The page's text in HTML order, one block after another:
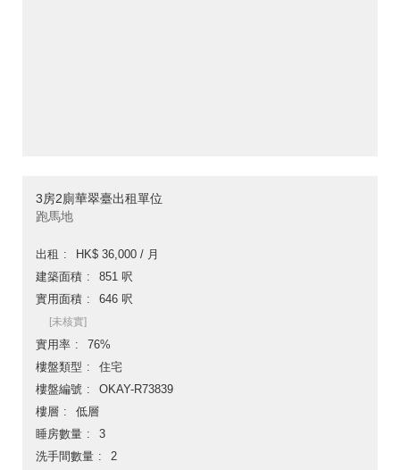
3房2廁華翠臺出租單位
跑馬地
出租
HK$ 36,000 / 月
建築面積
851 呎
實用面積
646 呎
[未核實]
實用率
76%
樓盤類型
住宅
樓盤編號
OKAY-R73839
樓層
低層
睡房數量
3
洗手間數量
2